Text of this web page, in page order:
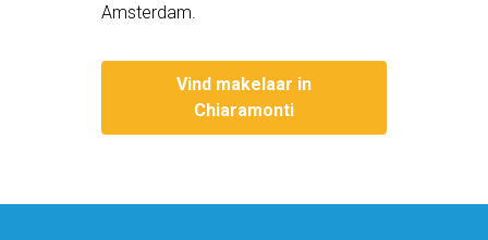
Amsterdam.
Vind makelaar in
Chiaramonti